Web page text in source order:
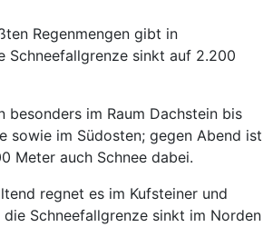
Regenmengen gibt in
Schneefallgrenze sinkt auf 2.200
besonders im Raum Dachstein bis
sowie im Südosten; gegen Abend ist
Meter auch Schnee dabei.
regnet es im Kufsteiner und
die Schneefallgrenze sinkt im Norden